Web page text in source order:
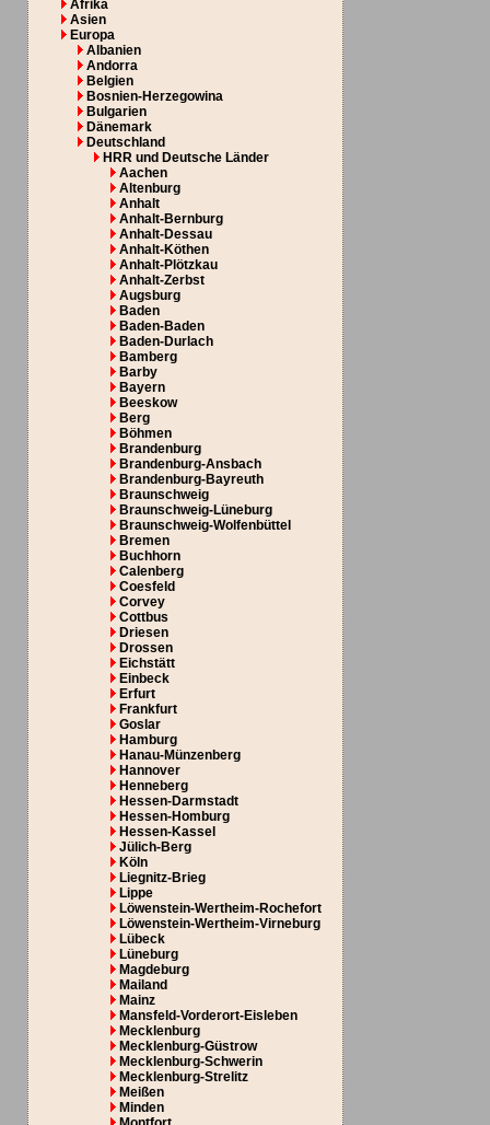
Afrika
Asien
Europa
Albanien
Andorra
Belgien
Bosnien-Herzegowina
Bulgarien
Dänemark
Deutschland
HRR und Deutsche Länder
Aachen
Altenburg
Anhalt
Anhalt-Bernburg
Anhalt-Dessau
Anhalt-Köthen
Anhalt-Plötzkau
Anhalt-Zerbst
Augsburg
Baden
Baden-Baden
Baden-Durlach
Bamberg
Barby
Bayern
Beeskow
Berg
Böhmen
Brandenburg
Brandenburg-Ansbach
Brandenburg-Bayreuth
Braunschweig
Braunschweig-Lüneburg
Braunschweig-Wolfenbüttel
Bremen
Buchhorn
Calenberg
Coesfeld
Corvey
Cottbus
Driesen
Drossen
Eichstätt
Einbeck
Erfurt
Frankfurt
Goslar
Hamburg
Hanau-Münzenberg
Hannover
Henneberg
Hessen-Darmstadt
Hessen-Homburg
Hessen-Kassel
Jülich-Berg
Köln
Liegnitz-Brieg
Lippe
Löwenstein-Wertheim-Rochefort
Löwenstein-Wertheim-Virneburg
Lübeck
Lüneburg
Magdeburg
Mailand
Mainz
Mansfeld-Vorderort-Eisleben
Mecklenburg
Mecklenburg-Güstrow
Mecklenburg-Schwerin
Mecklenburg-Strelitz
Meißen
Minden